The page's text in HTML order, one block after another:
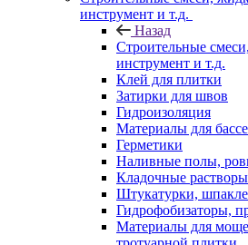
инструмент и т.д.
Назад
Строительные
инструмент и т.д.
Клей для плитки
Затирки для швов
Гидроизоляция
Материалы для
Герметики
Наливные полы,
Кладочные растворы
Штукатурки,
Гидрофобизаторы,
Материалы для